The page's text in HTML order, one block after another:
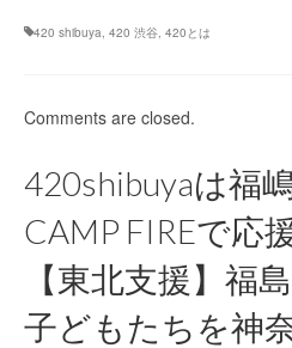
420 shibuya 420 渋谷 420とは
Comments are closed.
420shibuyaは福
CAMP FIREで応
【東北支援】福
子どもたちを神